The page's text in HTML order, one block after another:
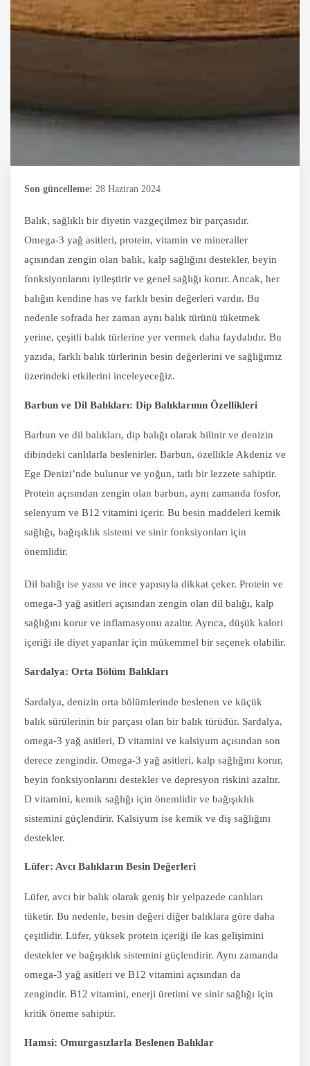
Son güncelleme: 28 Haziran 2024
Balık, sağlıklı bir diyetin vazgeçilmez bir parçasıdır.
Omega-3 yağ asitleri, protein, vitamin ve mineraller
açısından zengin olan balık, kalp sağlığını destekler, beyin
fonksiyonlarını iyileştirir ve genel sağlığı korur. Ancak, her
balığın kendine has ve farklı besin değerleri vardır. Bu
nedenle sofrada her zaman aynı balık türünü tüketmek
yerine, çeşitli balık türlerine yer vermek daha faydalıdır. Bu
yazıda, farklı balık türlerinin besin değerlerini ve sağlığımız
üzerindeki etkilerini inceleyeceğiz.
Barbun ve Dil Balıkları: Dip Balıklarının Özellikleri
Barbun ve dil balıkları, dip balığı olarak bilinir ve denizin
dibindeki canlılarla beslenirler. Barbun, özellikle Akdeniz ve
Ege Denizi’nde bulunur ve yoğun, tatlı bir lezzete sahiptir.
Protein açısından zengin olan barbun, aynı zamanda fosfor,
selenyum ve B12 vitamini içerir. Bu besin maddeleri kemik
sağlığı, bağışıklık sistemi ve sinir fonksiyonları için
önemlidir.
Dil balığı ise yassı ve ince yapısıyla dikkat çeker. Protein ve
omega-3 yağ asitleri açısından zengin olan dil balığı, kalp
sağlığını korur ve inflamasyonu azaltır. Ayrıca, düşük kalori
içeriği ile diyet yapanlar için mükemmel bir seçenek olabilir.
Sardalya: Orta Bölüm Balıkları
Sardalya, denizin orta bölümlerinde beslenen ve küçük
balık sürülerinin bir parçası olan bir balık türüdür. Sardalya,
omega-3 yağ asitleri, D vitamini ve kalsiyum açısından son
derece zengindir. Omega-3 yağ asitleri, kalp sağlığını korur,
beyin fonksiyonlarını destekler ve depresyon riskini azaltır.
D vitamini, kemik sağlığı için önemlidir ve bağışıklık
sistemini güçlendirir. Kalsiyum ise kemik ve diş sağlığını
destekler.
Lüfer: Avcı Balıkların Besin Değerleri
Lüfer, avcı bir balık olarak geniş bir yelpazede canlıları
tüketir. Bu nedenle, besin değeri diğer balıklara göre daha
çeşitlidir. Lüfer, yüksek protein içeriği ile kas gelişimini
destekler ve bağışıklık sistemini güçlendirir. Aynı zamanda
omega-3 yağ asitleri ve B12 vitamini açısından da
zengindir. B12 vitamini, enerji üretimi ve sinir sağlığı için
kritik öneme sahiptir.
Hamsi: Omurgasızlarla Beslenen Balıklar